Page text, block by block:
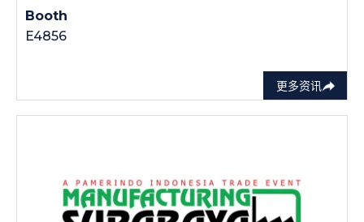
更多资讯
Booth
E4856